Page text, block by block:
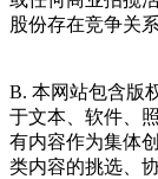
股份存在竞争关
B. 本网站包含版
于文本、软件、
有内容作为集体
类内容的挑选、